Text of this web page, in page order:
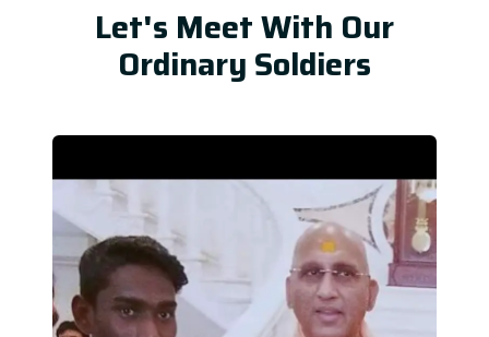
Let's Meet With Our
Ordinary Soldiers